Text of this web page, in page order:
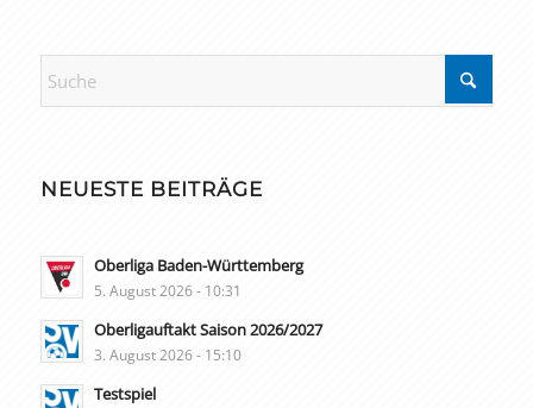
NEUESTE BEITRÄGE
Oberliga Baden-Württemberg
5. August 2026 - 10:31
Oberligauftakt Saison 2026/2027
3. August 2026 - 15:10
Testspiel